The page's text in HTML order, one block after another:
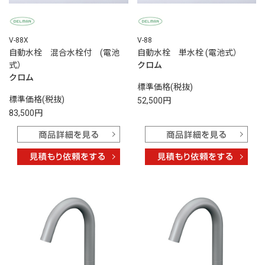
V-88X
自動水栓 混合水栓付 (電池
式）
クロム
標準価格(税抜)
83,500円
V-88
自動水栓 単水栓 (電池式）
クロム
標準価格(税抜)
52,500円